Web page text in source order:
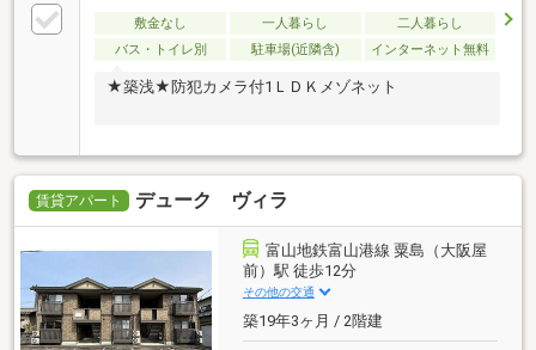
敷金なし 一人暮らし
二人暮らし
バス・トイレ別
駐車場(近隣含) インターネット無料
★築浅★防犯カメラ付1ＬＤＫメゾネット
賃貸アパート デューク ヴィラ
富山地鉄富山港線 粟島（大阪屋
前）駅 徒歩12分
その他の交通
築19年3ヶ月 / 2階建